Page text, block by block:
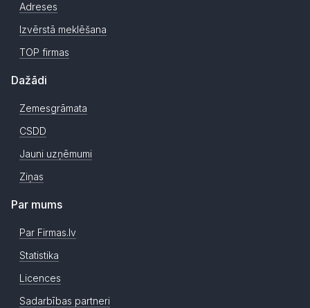
Adreses
Izvērstā meklēšana
TOP firmas
Dažādi
Zemesgrāmata
CSDD
Jauni uzņēmumi
Ziņas
Par mums
Par Firmas.lv
Statistika
Licences
Sadarbības partneri